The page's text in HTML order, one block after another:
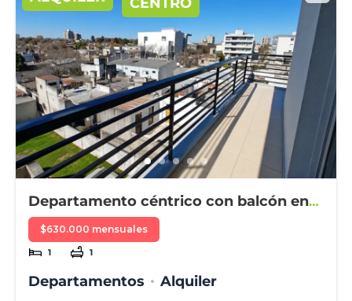
CENTRO
Departamento céntrico con balcón en
alquiler
$630.000 mensuales
1 1
Departamentos Alquiler